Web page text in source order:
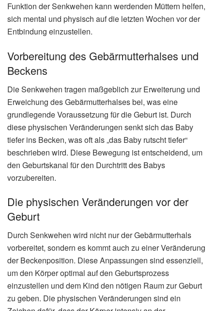
Funktion der Senkwehen kann werdenden Müttern helfen,
sich mental und physisch auf die letzten Wochen vor der
Entbindung einzustellen.
Vorbereitung des Gebärmutterhalses und
Beckens
Die Senkwehen tragen maßgeblich zur Erweiterung und
Erweichung des Gebärmutterhalses bei, was eine
grundlegende Voraussetzung für die Geburt ist. Durch
diese physischen Veränderungen senkt sich das Baby
tiefer ins Becken, was oft als „das Baby rutscht tiefer“
beschrieben wird. Diese Bewegung ist entscheidend, um
den Geburtskanal für den Durchtritt des Babys
vorzubereiten.
Die physischen Veränderungen vor der
Geburt
Durch Senkwehen wird nicht nur der Gebärmutterhals
vorbereitet, sondern es kommt auch zu einer Veränderung
der Beckenposition. Diese Anpassungen sind essenziell,
um den Körper optimal auf den Geburtsprozess
einzustellen und dem Kind den nötigen Raum zur Geburt
zu geben. Die physischen Veränderungen sind ein